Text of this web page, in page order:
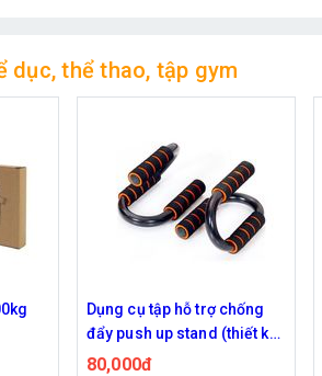
dục, thể thao, tập gym
Dụng cụ tập hỗ trợ chống
đẩy push up stand (thiết kế
chữ S)
80,000đ